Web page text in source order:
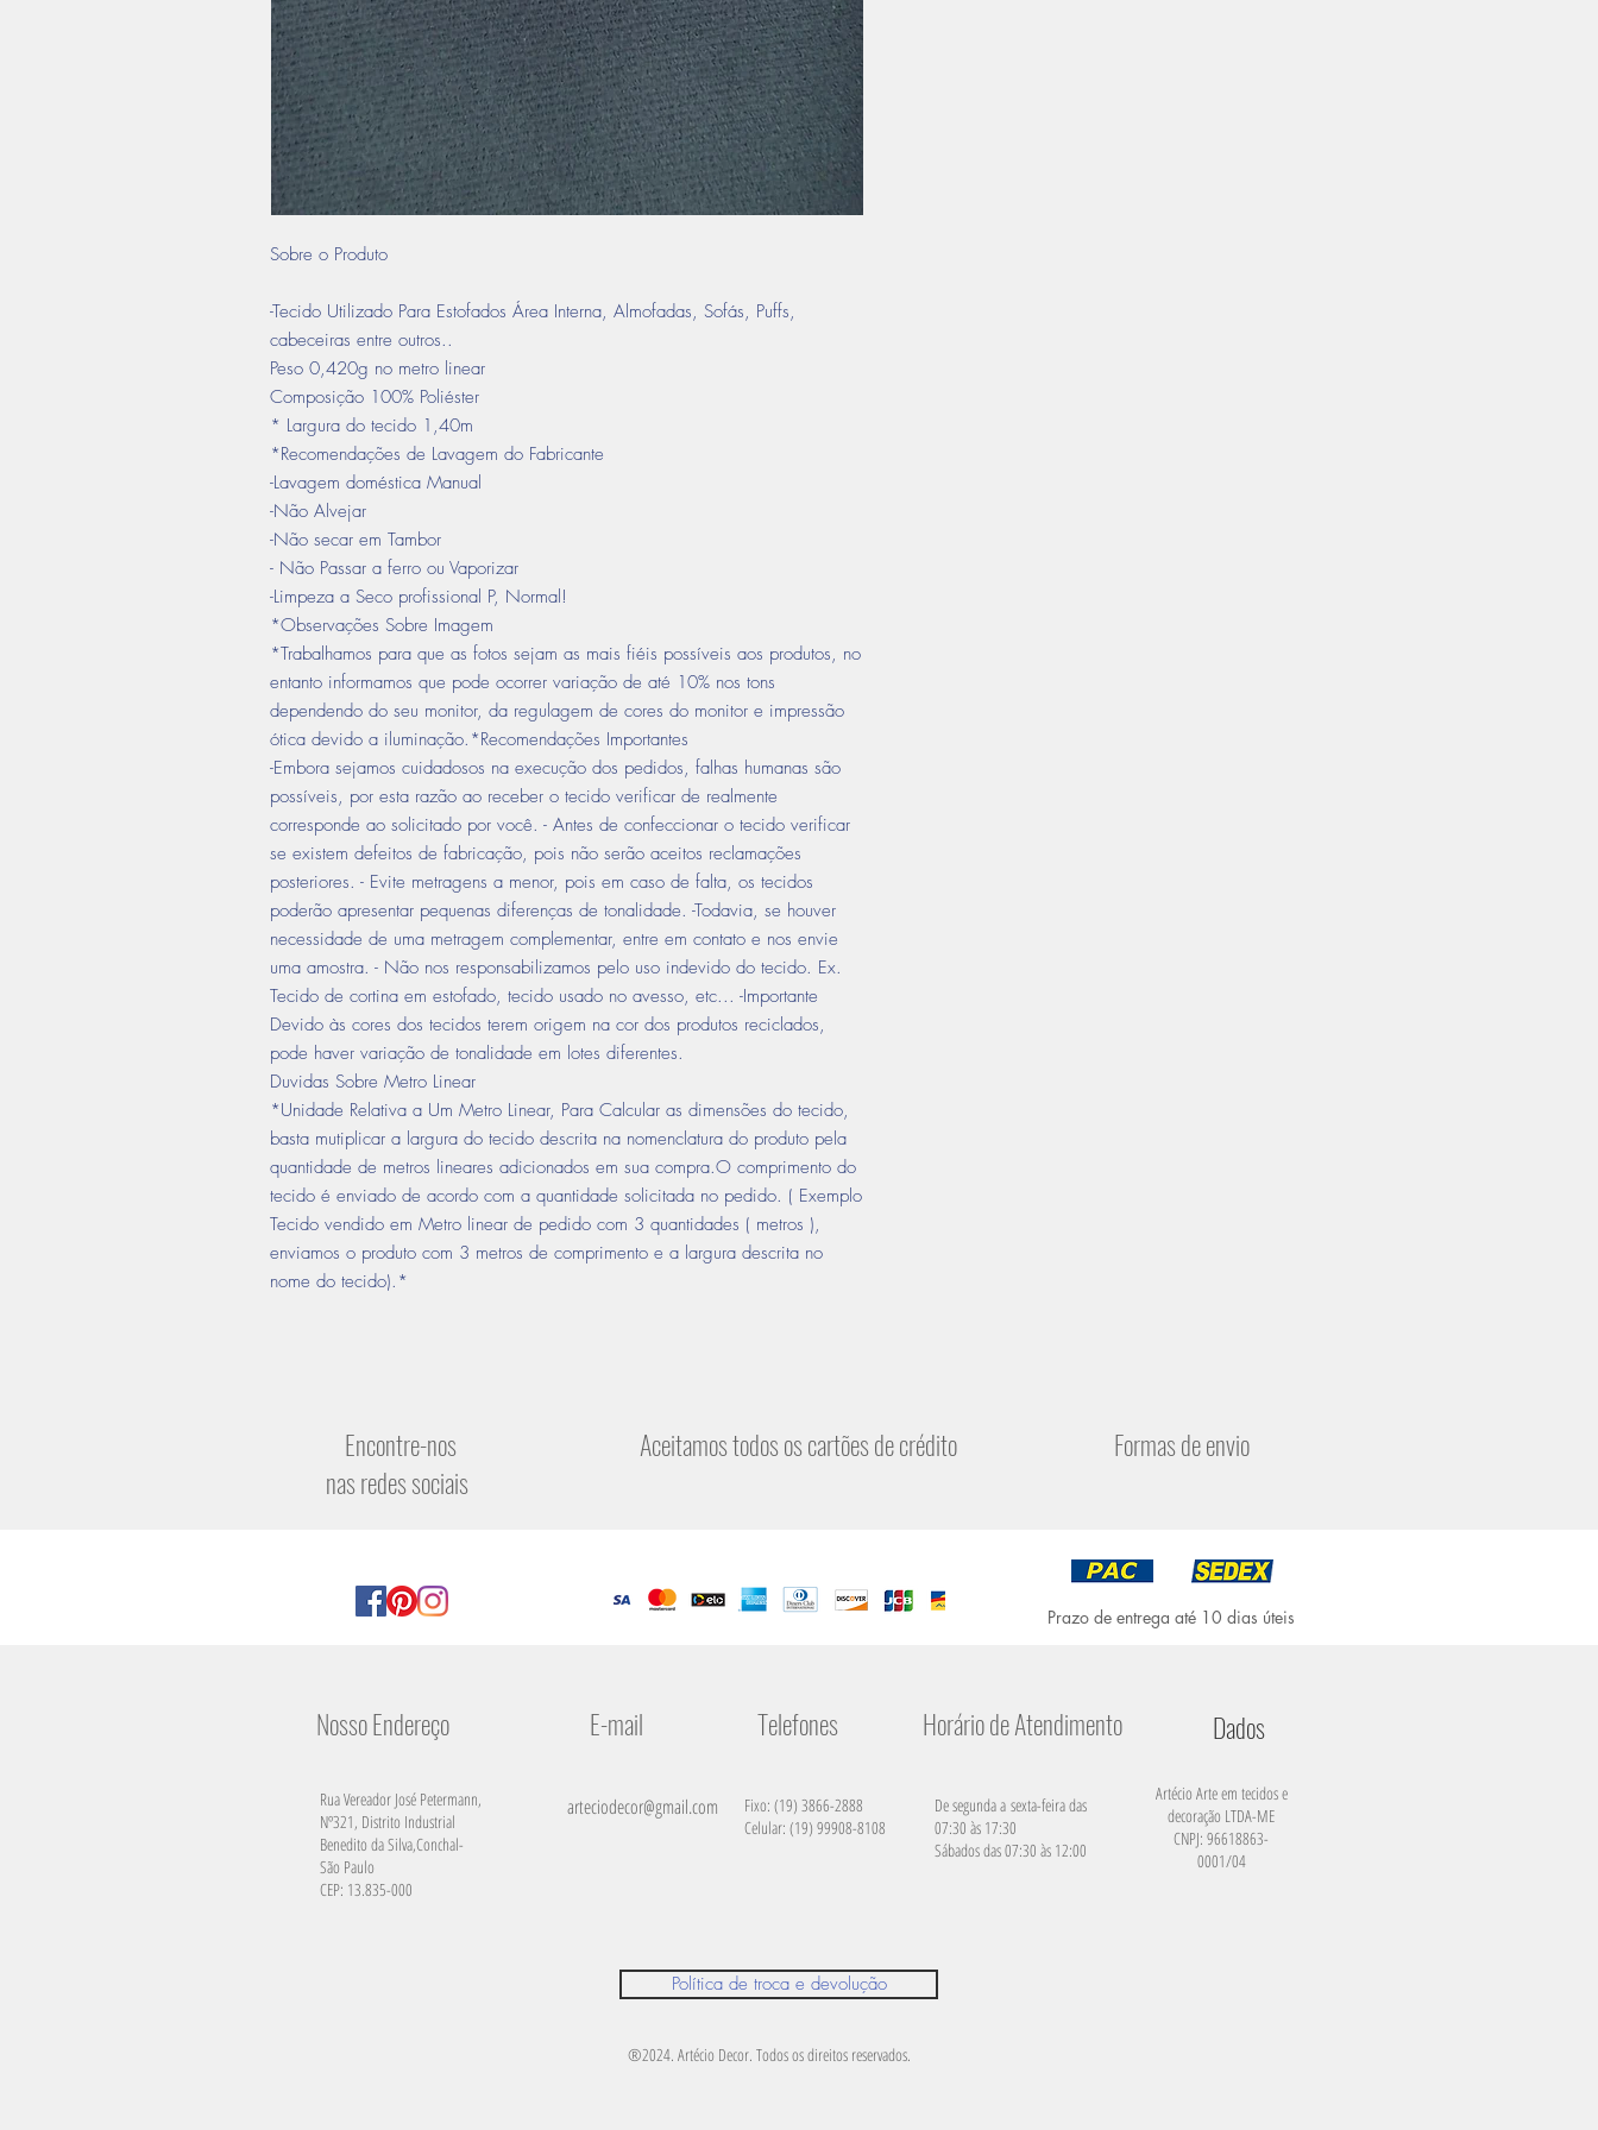
Sobre o Produto
-Tecido Utilizado Para Estofados Área Interna, Almofadas, Sofás, Puffs,
cabeceiras entre outros..
Peso 0,420g no metro linear
Composição 100% Poliéster
* Largura do tecido 1,40m
*Recomendações de Lavagem do Fabricante
-Lavagem doméstica Manual
-Não Alvejar
-Não secar em Tambor
- Não Passar a ferro ou Vaporizar
-Limpeza a Seco profissional P, Normal!
*Observações Sobre Imagem
*Trabalhamos para que as fotos sejam as mais fiéis possíveis aos produtos, no
entanto informamos que pode ocorrer variação de até 10% nos tons
dependendo do seu monitor, da regulagem de cores do monitor e impressão
ótica devido a iluminação.*Recomendações Importantes
-Embora sejamos cuidadosos na execução dos pedidos, falhas humanas são
possíveis, por esta razão ao receber o tecido verificar de realmente
corresponde ao solicitado por você. - Antes de confeccionar o tecido verificar
se existem defeitos de fabricação, pois não serão aceitos reclamações
posteriores. - Evite metragens a menor, pois em caso de falta, os tecidos
poderão apresentar pequenas diferenças de tonalidade. -Todavia, se houver
necessidade de uma metragem complementar, entre em contato e nos envie
uma amostra. - Não nos responsabilizamos pelo uso indevido do tecido. Ex.
Tecido de cortina em estofado, tecido usado no avesso, etc... -Importante
Devido às cores dos tecidos terem origem na cor dos produtos reciclados,
pode haver variação de tonalidade em lotes diferentes.
Duvidas Sobre Metro Linear
*Unidade Relativa a Um Metro Linear, Para Calcular as dimensões do tecido,
basta mutiplicar a largura do tecido descrita na nomenclatura do produto pela
quantidade de metros lineares adicionados em sua compra.O comprimento do
tecido é enviado de acordo com a quantidade solicitada no pedido. ( Exemplo
Tecido vendido em Metro linear de pedido com 3 quantidades ( metros ),
enviamos o produto com 3 metros de comprimento e a largura descrita no
nome do tecido).*
Encontre-nos
nas redes sociais
Aceitamos todos os cartões de crédito Formas de envio
Prazo de entrega até 10 dias úteis
Nosso Endereço
Rua Vereador José Petermann,
Nº321, Distrito Industrial
Benedito da Silva,Conchal-
São Paulo
CEP: 13.835-000
E-mail Telefones Horário de Atendimento Dados
arteciodecor@gmail.com
Fixo: (19) 3866-2888
Celular: (19) 99908-8108
De segunda a sexta-feira das
07:30 às 17:30
Sábados das 07:30 às 12:00
Artécio Arte em tecidos e
decoração LTDA-ME
CNPJ: 96618863-
0001/04
Política de troca e devolução
®2024. Artécio Decor. Todos os direitos reservados.